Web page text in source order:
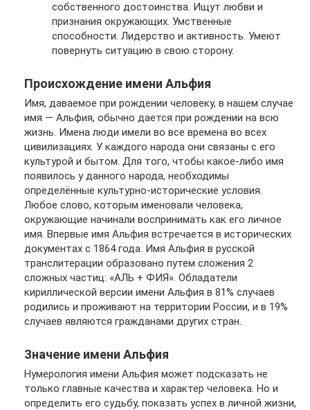
собственного достоинства. Ищут любви и
признания окружающих. Умственные
способности. Лидерство и активность. Умеют
повернуть ситуацию в свою сторону.
Происхождение имени Альфия
Имя, даваемое при рождении человеку, в нашем случае
имя — Альфия, обычно дается при рождении на всю
жизнь. Имена люди имели во все времена во всех
цивилизациях. У каждого народа они связаны с его
культурой и бытом. Для того, чтобы какое-либо имя
появилось у данного народа, необходимы
определённые культурно-исторические условия.
Любое слово, которым именовали человека,
окружающие начинали воспринимать как его личное
имя. Впервые имя Альфия встречается в исторических
документах с 1864 года. Имя Альфия в русской
транслитерации образовано путем сложения 2
сложных частиц: «АЛЬ + ФИЯ». Обладатели
кириллической версии имени Альфия в 81% случаев
родились и проживают на территории России, и в 19%
случаев являются гражданами других стран.
Значение имени Альфия
Нумерология имени Альфия может подсказать не
только главные качества и характер человека. Но и
определить его судьбу, показать успех в личной жизни,